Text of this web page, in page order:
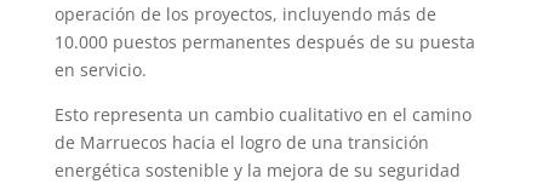
operación de los proyectos, incluyendo más de
10.000 puestos permanentes después de su puesta
en servicio.
Esto representa un cambio cualitativo en el camino
de Marruecos hacia el logro de una transición
energética sostenible y la mejora de su seguridad